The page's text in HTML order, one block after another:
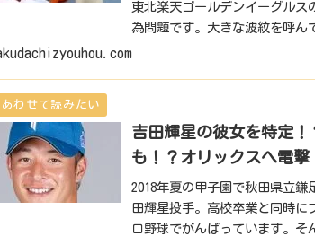
東北楽天ゴールデンイーグルス
為問題です。大きな波紋を呼ん
題、なんとそのい...
吉田輝星の彼女を特定
も！？オリックスへ電撃
2018年夏の甲子園で秋田県立
田輝星投手。高校卒業と同時に
ロ野球でがんばっています。そ